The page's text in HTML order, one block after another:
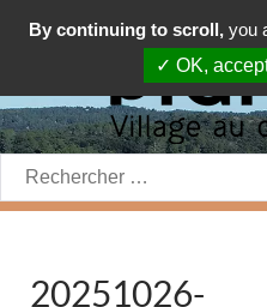
Rechercher:
20251026-
By continuing to scroll, you
✓ OK, accept